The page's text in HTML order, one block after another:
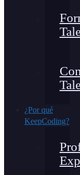
¿Por qué
KeepCoding?